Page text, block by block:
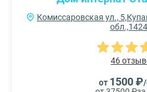
Комиссаровская ул.,
46
от 1500 ₽